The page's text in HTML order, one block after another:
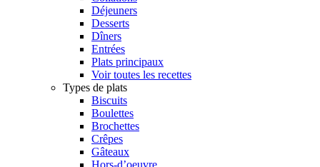
Déjeuners
Desserts
Dîners
Entrées
Plats principaux
Voir toutes les recettes
Types de plats
Biscuits
Boulettes
Brochettes
Crêpes
Gâteaux
Hors-d’oeuvre